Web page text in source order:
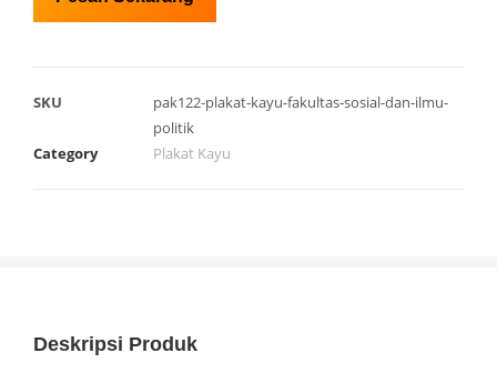
SKU
pak122-plakat-kayu-fakultas-sosial-dan-ilmu-
politik
Category
Plakat Kayu
Deskripsi Produk